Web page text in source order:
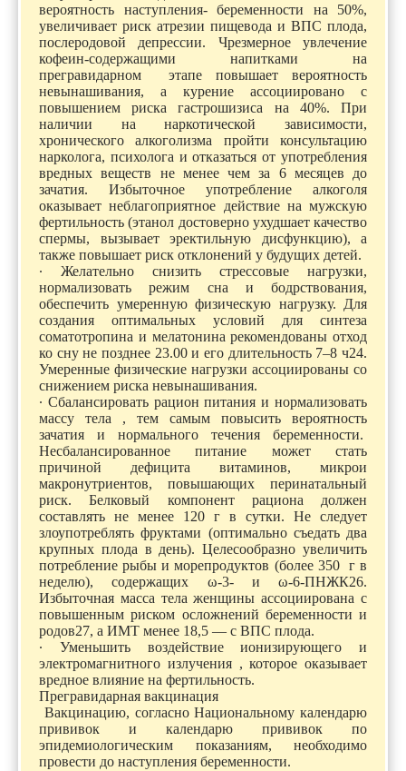
вероятность наступления- беременности на 50%,
увеличивает риск атрезии пищевода и ВПС плода,
послеродовой депрессии. Чрезмерное увлечение
кофеин-содержащими напитками на
прегравидарном этапе повышает вероятность
невынашивания, а курение ассоциировано с
повышением риска гастрошизиса на 40%. При
наличии на наркотической зависимости,
хронического алкоголизма пройти консультацию
нарколога, психолога и отказаться от употребления
вредных веществ не менее чем за 6 месяцев до
зачатия. Избыточное употребление алкоголя
оказывает неблагоприятное действие на мужскую
фертильность (этанол достоверно ухудшает качество
спермы, вызывает эректильную дисфункцию), а
также повышает риск отклонений у будущих детей.
∙ Желательно снизить стрессовые нагрузки,
нормализовать режим сна и бодрствования,
обеспечить умеренную физическую нагрузку. Для
создания оптимальных условий для синтеза
соматотропина и мелатонина рекомендованы отход
ко сну не позднее 23.00 и его длительность 7–8 ч24.
Умеренные физические нагрузки ассоциированы со
снижением риска невынашивания.
∙ Сбалансировать рацион питания и нормализовать
массу тела , тем самым повысить вероятность
зачатия и нормального течения беременности.
Несбалансированное питание может стать
причиной дефицита витаминов, микрои
макронутриентов, повышающих перинатальный
риск. Белковый компонент рациона должен
составлять не менее 120 г в сутки. Не следует
злоупотреблять фруктами (оптимально съедать два
крупных плода в день). Целесообразно увеличить
потребление рыбы и морепродуктов (более 350 г в
неделю), содержащих ω-3- и ω-6-ПНЖК26.
Избыточная масса тела женщины ассоциирована с
повышенным риском осложнений беременности и
родов27, а ИМТ менее 18,5 — с ВПС плода.
∙ Уменьшить воздействие ионизирующего и
электромагнитного излучения , которое оказывает
вредное влияние на фертильность.
Прегравидарная вакцинация
Вакцинацию, согласно Национальному календарю
прививок и календарю прививок по
эпидемиологическим показаниям, необходимо
провести до наступления беременности.